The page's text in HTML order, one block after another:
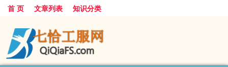
首 页 文章列表 知识分类